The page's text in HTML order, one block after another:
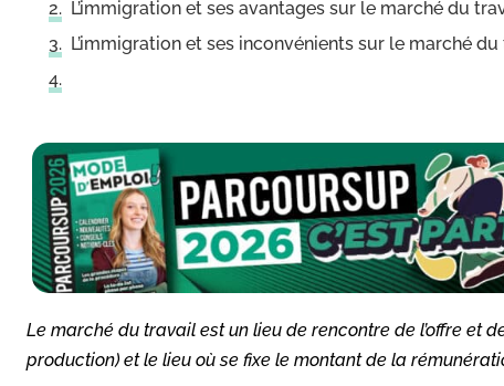
L’immigration et ses avantages sur le marché du
L’immigration et ses inconvénients sur le marché
Le marché du travail est un lieu de rencontre de l’offre et
production) et le lieu où se fixe le montant de la